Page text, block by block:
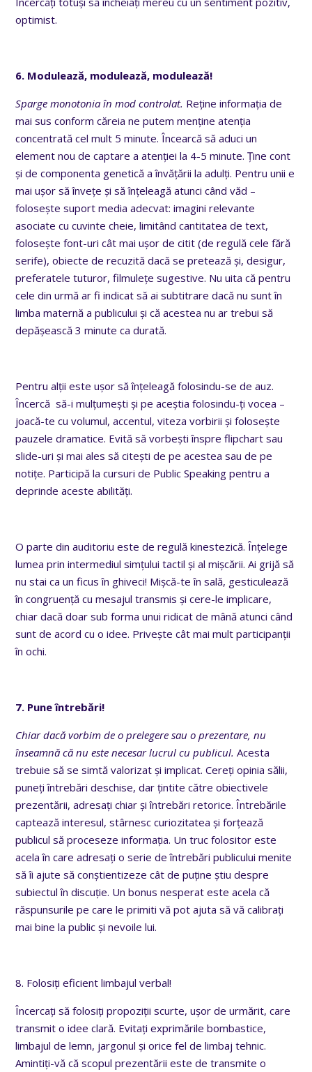
optimist.
6. Modulează, modulează, modulează!
Sparge monotonia în mod controlat. Reține informația de
mai sus conform căreia ne putem menține atenția
concentrată cel mult 5 minute. Încearcă să aduci un
element nou de captare a atenției la 4-5 minute. Ține cont
și de componenta genetică a învățării la adulți. Pentru unii e
mai ușor să învețe și să înțeleagă atunci când văd –
folosește suport media adecvat: imagini relevante
asociate cu cuvinte cheie, limitând cantitatea de text,
folosește font-uri cât mai ușor de citit (de regulă cele fără
serife), obiecte de recuzită dacă se pretează și, desigur,
preferatele tuturor, filmulețe sugestive. Nu uita că pentru
cele din urmă ar fi indicat să ai subtitrare dacă nu sunt în
limba maternă a publicului și că acestea nu ar trebui să
depășească 3 minute ca durată.
Pentru alții este ușor să înțeleagă folosindu-se de auz.
Încercă să-i mulțumești și pe aceștia folosindu-ți vocea –
joacă-te cu volumul, accentul, viteza vorbirii și folosește
pauzele dramatice. Evită să vorbești înspre flipchart sau
slide-uri și mai ales să citești de pe acestea sau de pe
notițe. Participă la cursuri de Public Speaking pentru a
deprinde aceste abilități.
O parte din auditoriu este de regulă kinestezică. Înțelege
lumea prin intermediul simțului tactil și al mișcării. Ai grijă să
nu stai ca un ficus în ghiveci! Mișcă-te în sală, gesticulează
în congruență cu mesajul transmis și cere-le implicare,
chiar dacă doar sub forma unui ridicat de mână atunci când
sunt de acord cu o idee. Privește cât mai mult participanții
în ochi.
7. Pune întrebări!
Chiar dacă vorbim de o prelegere sau o prezentare, nu
înseamnă că nu este necesar lucrul cu publicul. Acesta
trebuie să se simtă valorizat și implicat. Cereți opinia sălii,
puneți întrebări deschise, dar țintite către obiectivele
prezentării, adresați chiar și întrebări retorice. Întrebările
captează interesul, stârnesc curiozitatea și forțează
publicul să proceseze informația. Un truc folositor este
acela în care adresați o serie de întrebări publicului menite
să îi ajute să conștientizeze cât de puține știu despre
subiectul în discuție. Un bonus nesperat este acela că
răspunsurile pe care le primiti vă pot ajuta să vă calibrați
mai bine la public și nevoile lui.
8. Folosiți eficient limbajul verbal!
Încercați să folosiți propoziții scurte, ușor de urmărit, care
transmit o idee clară. Evitați exprimările bombastice,
limbajul de lemn, jargonul și orice fel de limbaj tehnic.
Amintiți-vă că scopul prezentării este de transmite o